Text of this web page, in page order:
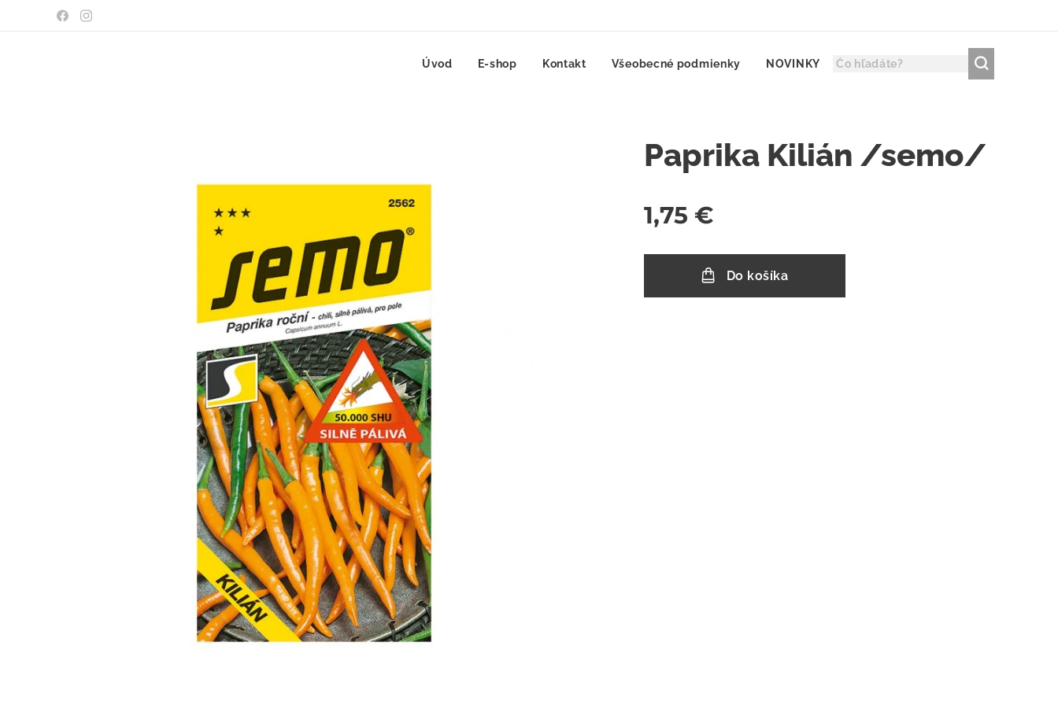
Úvod E-shop Kontakt Všeobecné podmienky NOVINKY
Paprika Kilián /semo/
1,75 €
Do košíka